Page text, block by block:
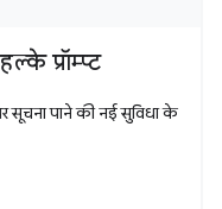
प्रॉम्प्ट
पाने की नई सुविधा के